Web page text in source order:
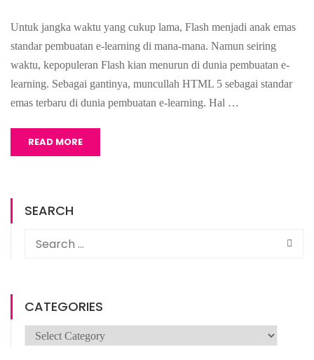
Untuk jangka waktu yang cukup lama, Flash menjadi anak emas
standar pembuatan e-learning di mana-mana. Namun seiring
waktu, kepopuleran Flash kian menurun di dunia pembuatan e-
learning. Sebagai gantinya, muncullah HTML 5 sebagai standar
emas terbaru di dunia pembuatan e-learning. Hal …
READ MORE
SEARCH
CATEGORIES